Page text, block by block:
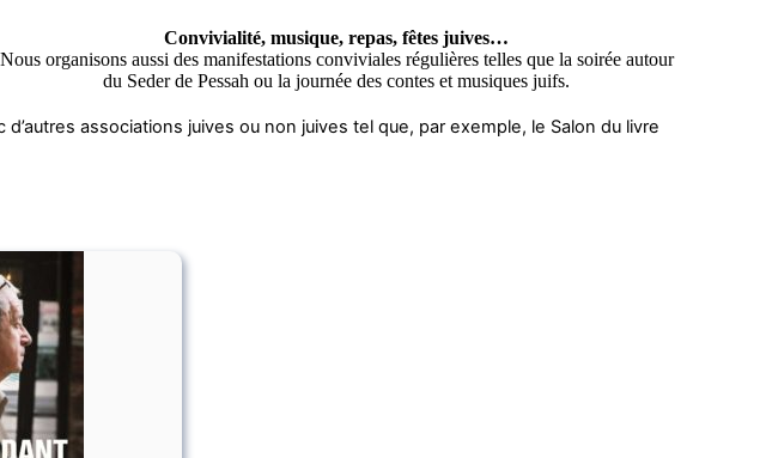
Convivialité, musique, repas, fêtes juives…
Nous organisons aussi des manifestations conviviales régulières telles que la soirée autour
du Seder de Pessah ou la journée des contes et musiques juifs.
associations juives ou non juives tel que, par exemple, le Salon du livre